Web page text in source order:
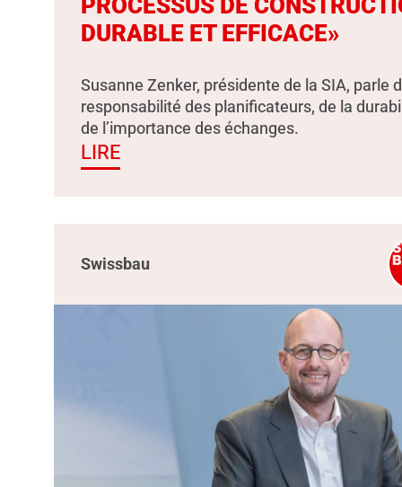
PROCESSUS DE
DURABLE ET EFFICACE»
Susanne Zenker, présidente de la SIA, parle
responsabilité des planificateurs, de la
de l’importance des échanges.
LIRE
Swissbau